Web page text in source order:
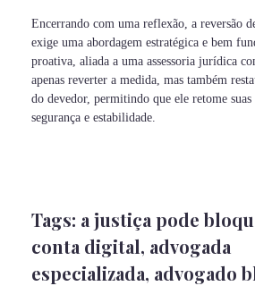
Encerrando com uma reflexão, a reversão
exige uma abordagem estratégica e bem
proativa, aliada a uma assessoria jurídica
apenas reverter a medida, mas também
do devedor, permitindo que ele retome suas
segurança e estabilidade.
Tags: a justiça pode
conta digital, advogada
especializada, advogado